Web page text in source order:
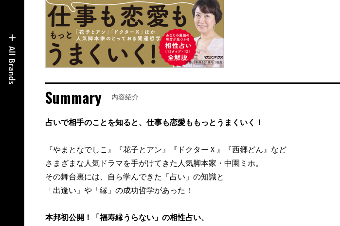
Summary 内容紹介
占いで相手のことを知ると、仕事も恋愛ももっとうまくいく！
『やまとなでしこ』『花子とアン』『ドクターＸ』『西郷どん』など
さまざまな人気ドラマを手がけてきた人気脚本家・中園ミホ。
その舞台裏には、自ら学んできた「占い」の知識と
「出逢い」や「縁」の成功哲学があった！
本邦初公開！「福寿縁うらない」の相性占い、